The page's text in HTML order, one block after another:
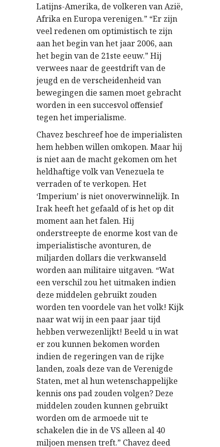
Latijns-Amerika, de volkeren van Azië,
Afrika en Europa verenigen.” “Er zijn
veel redenen om optimistisch te zijn
aan het begin van het jaar 2006, aan
het begin van de 21ste eeuw.” Hij
verwees naar de geestdrift van de
jeugd en de verscheidenheid van
bewegingen die samen moet gebracht
worden in een succesvol offensief
tegen het imperialisme.
Chavez beschreef hoe de imperialisten
hem hebben willen omkopen. Maar hij
is niet aan de macht gekomen om het
heldhaftige volk van Venezuela te
verraden of te verkopen. Het
‘Imperium’ is niet onoverwinnelijk. In
Irak heeft het gefaald of is het op dit
moment aan het falen. Hij
onderstreepte de enorme kost van de
imperialistische avonturen, de
miljarden dollars die verkwanseld
worden aan militaire uitgaven. “Wat
een verschil zou het uitmaken indien
deze middelen gebruikt zouden
worden ten voordele van het volk! Kijk
naar wat wij in een paar jaar tijd
hebben verwezenlijkt! Beeld u in wat
er zou kunnen bekomen worden
indien de regeringen van de rijke
landen, zoals deze van de Verenigde
Staten, met al hun wetenschappelijke
kennis ons pad zouden volgen? Deze
middelen zouden kunnen gebruikt
worden om de armoede uit te
schakelen die in de VS alleen al 40
miljoen mensen treft.” Chavez deed